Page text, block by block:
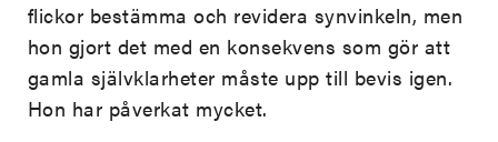
flickor bestämma och revidera synvinkeln, men
hon gjort det med en konsekvens som gör att
gamla självklarheter måste upp till bevis igen.
Hon har påverkat mycket.